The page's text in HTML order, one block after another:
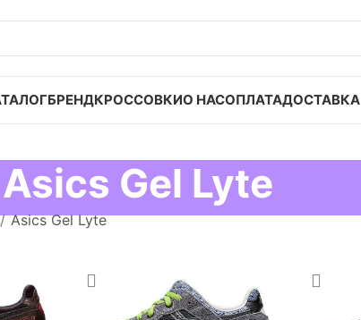
БРЕНДКРОССОВКИО НАСОПЛАТАДОСТАВКА
Asics Gel Lyte
Asics Gel Lyte